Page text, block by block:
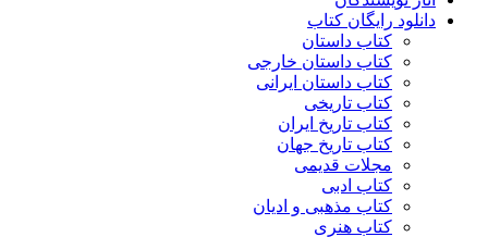
دانلود رایگان کتاب
کتاب داستان
کتاب داستان خارجی
کتاب داستان ایرانی
کتاب تاریخی
کتاب تاریخ ایران
کتاب تاریخ جهان
مجلات قدیمی
کتاب ادبی
کتاب مذهبی و ادیان
کتاب هنری